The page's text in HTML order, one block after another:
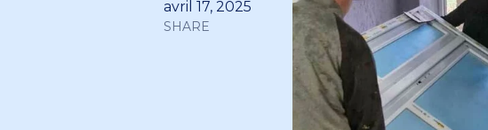
avril 17, 2025
SHARE